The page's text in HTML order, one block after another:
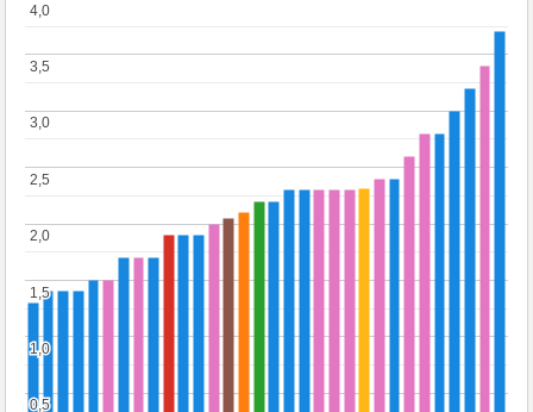
0,5
0,5
1,0
1,0
1,5
1,5
2,0
2,0
2,5
2,5
3,0
3,0
3,5
3,5
4,0
4,0